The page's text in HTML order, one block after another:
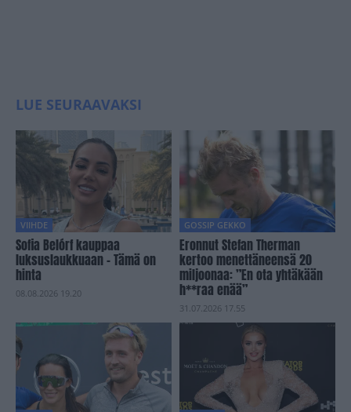
LUE SEURAAVAKSI
VIIHDE
Sofia Belórf kauppaa
luksuslaukkuaan – Tämä on
hinta
08.08.2026 19.20
GOSSIP GEKKO
Eronnut Stefan Therman
kertoo menettäneensä 20
miljoonaa: ”En ota yhtäkään
h**raa enää”
31.07.2026 17.55